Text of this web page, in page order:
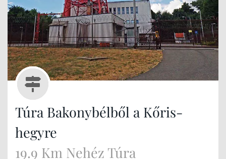
Túra Bakonybélből a Kőris-
hegyre
19.9 Km Nehéz Túra